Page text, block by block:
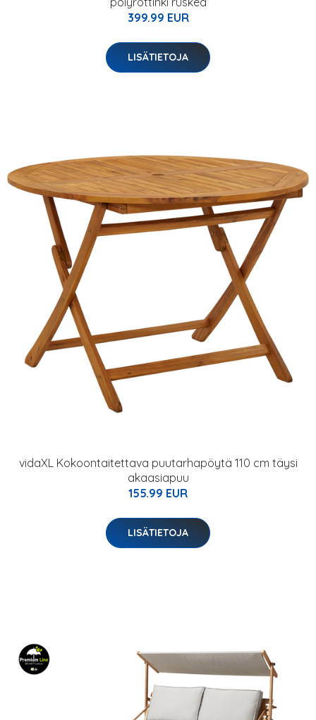
399.99 EUR
LISÄTIETOJA
vidaXL Kokoontaitettava puutarhapöytä 110 cm täysi
akaasiapuu
155.99 EUR
LISÄTIETOJA